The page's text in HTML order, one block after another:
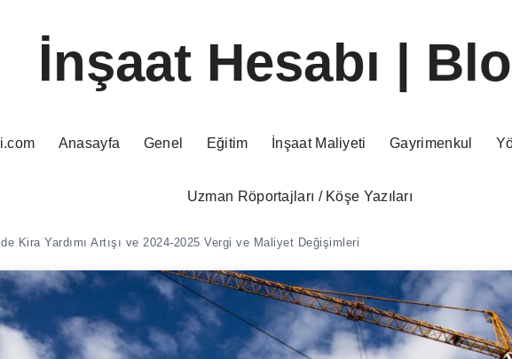
İnşaat Hesabı |
Anasayfa Genel Eğitim İnşaat Maliyeti Gayrimenkul
Uzman Röportajları / Köşe Yazıları
Kira Yardımı Artışı ve 2024-2025 Vergi ve Maliyet Değişimleri